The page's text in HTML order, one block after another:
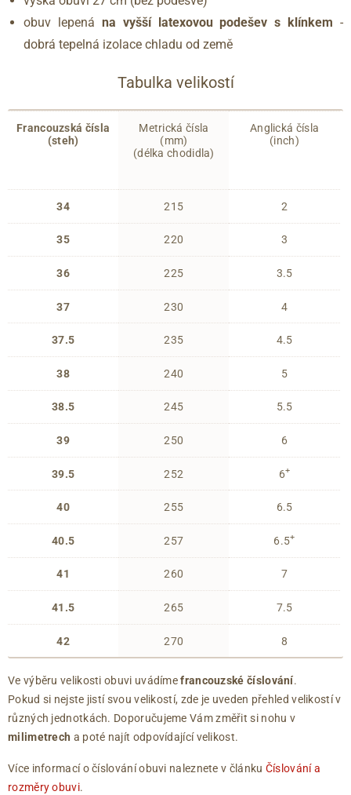
obuv lepená na vyšší latexovou podešev s klínkem -
dobrá tepelná izolace chladu od země
Tabulka velikostí
Francouzská čísla
(steh)
34
35
36
37
37.5
38
38.5
39
39.5
40
40.5
41
41.5
42
Metrická čísla
(mm)
(délka chodidla)
215
220
225
230
235
240
245
250
252
255
257
260
265
270
Anglická čísla
(inch)
2
3
3.5
4
4.5
5
5.5
6
6+
6.5
6.5+
7
7.5
8
Ve výběru velikosti obuvi uvádímefrancouzské číslování.
Pokud si nejste jistí svou velikostí, zde je uveden přehled velikostí v
různých jednotkách. Doporučujeme Vám změřit si nohu v
milimetrech a poté najít odpovídající velikost.
Více informací o číslování obuvi naleznete v článku Číslování a
rozměry obuvi.